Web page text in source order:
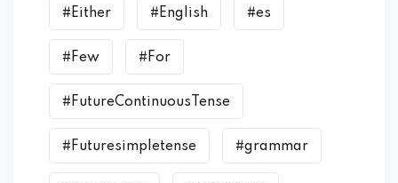
#Either #English #es
#Few #For
#FutureContinuousTense
#Futuresimpletense #grammar